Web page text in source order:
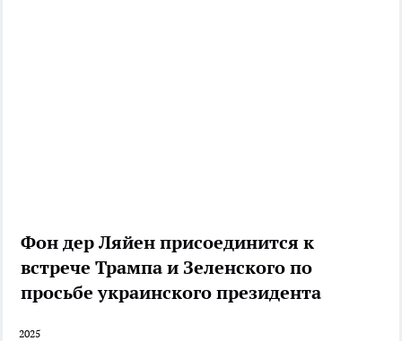
Фон дер Ляйен присоединится к
встрече Трампа и Зеленского по
просьбе украинского президента
2025